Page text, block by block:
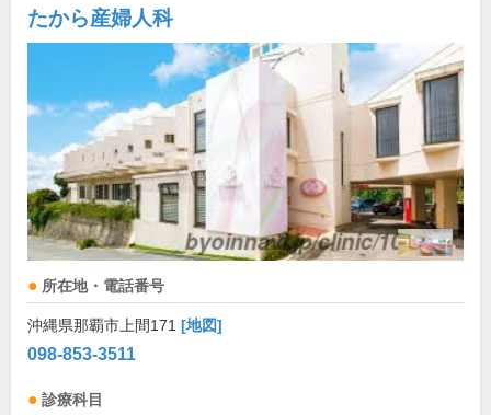
たから産婦人科
所在地・電話番号
沖縄県那覇市上間171 [地図]
098-853-3511
診療科目